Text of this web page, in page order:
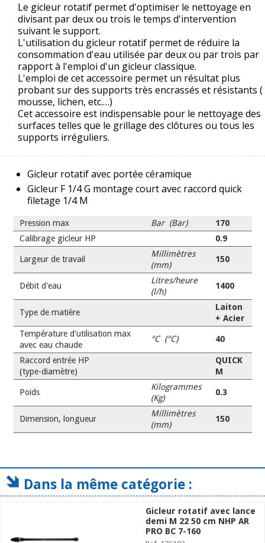
Le gicleur rotatif permet d'optimiser le nettoyage en
divisant par deux ou trois le temps d'intervention
suivant le support.
L'utilisation du gicleur rotatif permet de réduire la
consommation d'eau utilisée par deux ou par trois par
rapport à l'emploi d'un gicleur classique.
L'emploi de cet accessoire permet un résultat plus
probant sur des supports très encrassés et résistants (
mousse, lichen, etc.…)
Cet accessoire est indispensable pour le nettoyage des
surfaces telles que le grillage des clôtures ou tous les
supports irréguliers.
Gicleur rotatif avec portée céramique
Gicleur F 1/4 G montage court avec raccord quick
filetage 1/4 M
Pression max Bar (Bar)
170
Calibrage gicleur HP
0.9
Largeur de travail
Millimètres
(mm)
150
Débit d'eau
Litres/heure
(l/h)
1400
Type de matière
Laiton
+ Acier
Température d'utilisation max
avec eau chaude
°C (°C) 40
Raccord entrée HP
(type-diamètre)
QUICK
M
Poids
Kilogrammes
(Kg)
0.3
Dimension, longueur
Millimètres
(mm)
150
Dans la même catégorie :
Gicleur rotatif avec lance
demi M 22 50 cm NHP AR
PRO BC 7-160